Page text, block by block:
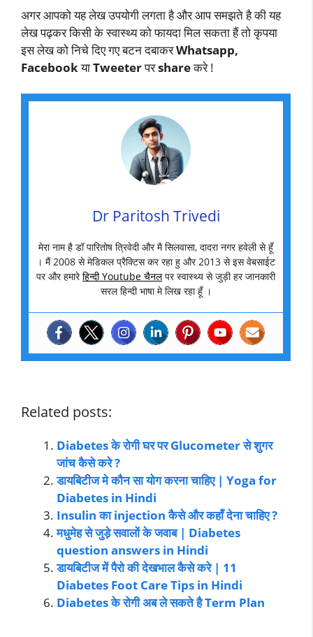
अगर आपको यह लेख उपयोगी लगता है और आप समझते है की यह
लेख पढ़कर किसी के स्वास्थ्य को फायदा मिल सकता हैं तो कृपया
इस लेख को निचे दिए गए बटन दबाकरWhatsapp,
FacebookयाTweeterपरshareकरे !
Dr Paritosh Trivedi
मेरा नाम है डॉ पारितोष त्रिवेदी और मै सिलवासा, दादरा नगर हवेली से हूँ
। मैं 2008 से मेडिकल प्रैक्टिस कर रहा हु और 2013 से इस वेबसाईट
पर और हमारेहिन्दी Youtube चैनलपर स्वास्थ्य से जुड़ी हर जानकारी
सरल हिन्दी भाषा मे लिख रहा हूँ ।
Related posts:
Diabetes के रोगी घर पर Glucometer से शुगर
जांच कैसे करे ?
डायबिटीज मे कौन सा योग करना चाहिए | Yoga for
Diabetes in Hindi
Insulin का injection कैसे और कहाँ देना चाहिए ?
मधुमेह से जुड़े सवालों के जवाब | Diabetes
question answers in Hindi
डायबिटीज में पैरो की देखभाल कैसे करे | 11
Diabetes Foot Care Tips in Hindi
Diabetes के रोगी अब ले सकते है Term Plan